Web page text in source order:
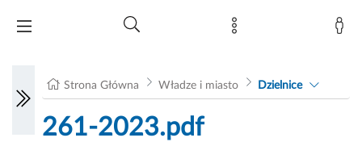
Strona Główna Władze i miasto Dzielnice
261-2023.pdf